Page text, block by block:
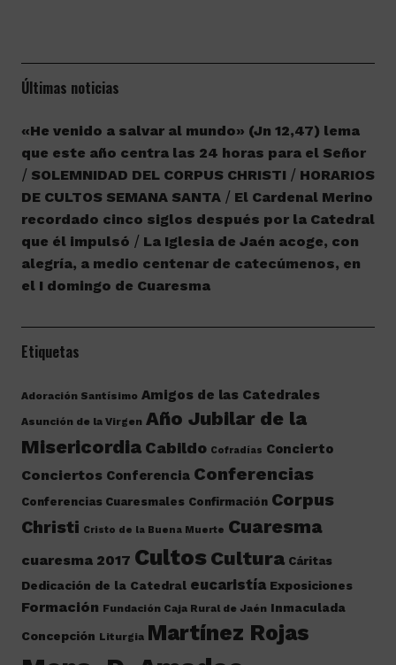
Últimas noticias
«He venido a salvar al mundo» (Jn 12,47) lema
que este año centra las 24 horas para el Señor
SOLEMNIDAD DEL CORPUS CHRISTI
HORARIOS
DE CULTOS SEMANA SANTA
El Cardenal Merino
recordado cinco siglos después por la Catedral
que él impulsó
La Iglesia de Jaén acoge, con
alegría, a medio centenar de catecúmenos, en
el I domingo de Cuaresma
Etiquetas
Adoración Santísimo Amigos de las Catedrales
Asunción de la Virgen Año Jubilar de la
Misericordia Cabildo Cofradías Concierto
Conciertos Conferencia Conferencias
Conferencias Cuaresmales Confirmación Corpus
Christi Cristo de la Buena Muerte Cuaresma
cuaresma 2017 Cultos Cultura Cáritas
Dedicación de la Catedral eucaristía Exposiciones
Formación Fundación Caja Rural de Jaén Inmaculada
Concepción Liturgia Martínez Rojas